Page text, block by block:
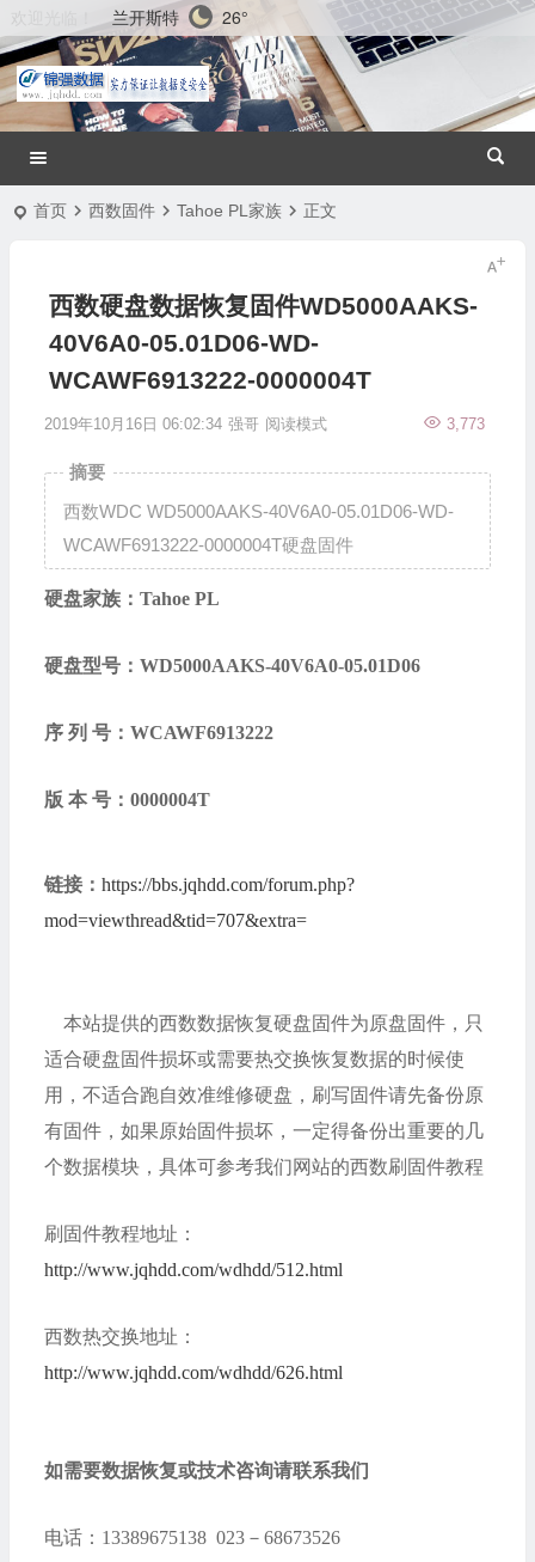
兰开斯特 26°
首页 西数固件 Tahoe PL家族 正文
西数硬盘数据恢复固件WD5000AAKS-
40V6A0-05.01D06-WD-
WCAWF6913222-0000004T
2019年10月16日 06:02:34 强哥 3,773
阅读模式
摘要
西数WDC WD5000AAKS-40V6A0-05.01D06-WD-
WCAWF6913222-0000004T硬盘固件
硬盘家族：Tahoe PL
硬盘型号： WD5000AAKS-40V6A0-05.01D06
序 列 号： WCAWF6913222
版 本 号： 0000004T
链接： https://bbs.jqhdd.com/forum.php?
mod=viewthread&tid=707&extra=
本站提供的西数数据恢复硬盘固件为原盘固件，只
适合硬盘固件损坏或需要热交换恢复数据的时候使
用，不适合跑自效准维修硬盘，刷写固件请先备份原
有固件，如果原始固件损坏，一定得备份出重要的几
个数据模块，具体可参考我们网站的西数刷固件教程
刷固件教程地址：
http://www.jqhdd.com/wdhdd/512.html
西数热交换地址：
http://www.jqhdd.com/wdhdd/626.html
如需要数据恢复或技术咨询请联系我们
电话：13389675138 023－68673526